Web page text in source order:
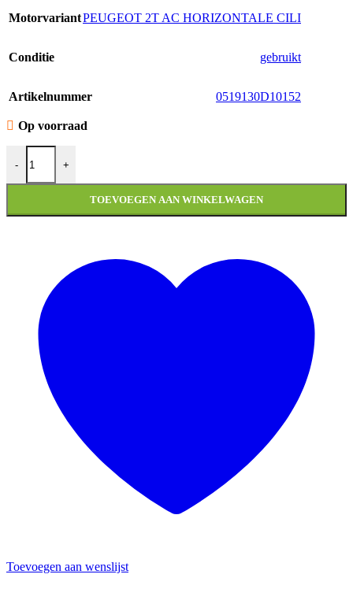
MotorvariantPEUGEOT 2T AC HORIZONTALE CILI
Conditie gebruikt
Artikelnummer 0519130D10152
Op voorraad
-
REMKABEL ACHTERZIJDE PEUGEOT NEW VIVACITY 2T A
+
TOEVOEGEN AAN WINKELWAGEN
Toevoegen aan wenslijst